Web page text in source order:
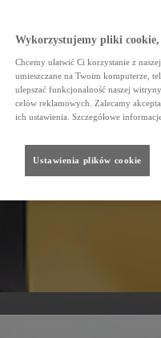
Wykorzystujemy pliki cookie,
Chcemy ułatwić Ci korzystanie z
umieszczane na Twoim komputerze,
ulepszać funkcjonalność naszej
celów reklamowych. Zalecamy
ich ustawienia. Szczegółowe
Ustawienia plików cookie